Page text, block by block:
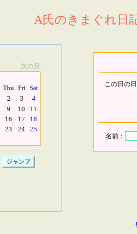
A氏のきまぐれ日
次の月
Thu Fri Sat
2 3
4
9 10
11
16 17
18
23 24
25
この日の
名前：